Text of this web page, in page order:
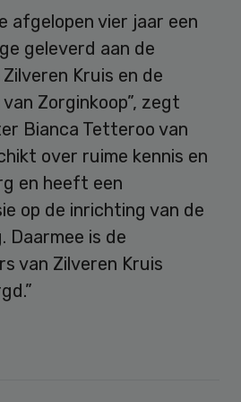
afgelopen vier jaar een
geleverd aan de
Kruis en de
Zorginkoop”, zegt
Bianca Tetteroo van
over ruime kennis en
en heeft een
op de inrichting van de
Daarmee is de
van Zilveren Kruis